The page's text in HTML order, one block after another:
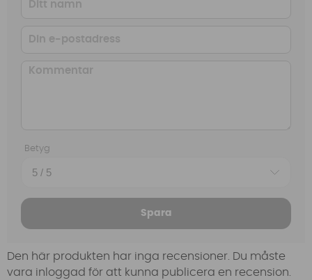
Betyg
Spara
Den här produkten har inga recensioner. Du måste
vara inloggad för att kunna publicera en recension.